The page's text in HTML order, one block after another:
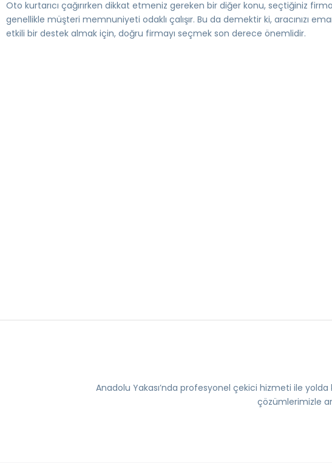
Oto kurtarıcı çağırırken dikkat etmeniz gereken bir diğer konu, seçtiğiniz
genellikle müşteri memnuniyeti odaklı çalışır. Bu da demektir ki, aracınızı
etkili bir destek almak için, doğru firmayı seçmek son derece önemlidir.
Anadolu Yakası’nda profesyonel çekici hizmeti ile
çözümlerimizle